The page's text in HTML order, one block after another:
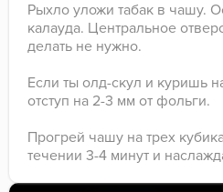
Рыхло уложи табак в чашу.
калауда. Центральное
делать не нужно.
Если ты олд-скул и куришь
отступ на 2-3 мм от фольги.
Прогрей чашу на трех
течении 3-4 минут и